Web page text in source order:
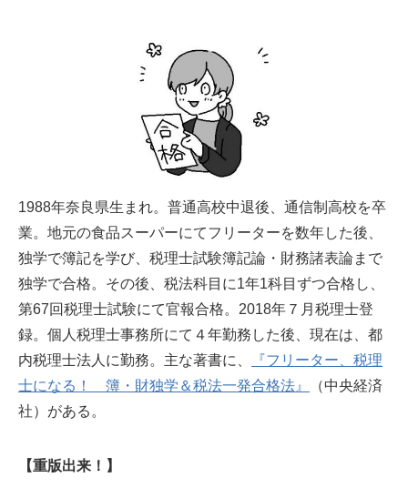
1988年奈良県生まれ。普通高校中退後、通信制高校を卒
業。地元の食品スーパーにてフリーターを数年した後、
独学で簿記を学び、税理士試験簿記論・財務諸表論まで
独学で合格。その後、税法科目に1年1科目ずつ合格し、
第67回税理士試験にて官報合格。2018年７月税理士登
録。個人税理士事務所にて４年勤務した後、現在は、都
内税理士法人に勤務。主な著書に、
『フリーター、税理
士になる！ 簿・財独学＆税法一発合格法』
（中央経済
社）がある。
【重版出来！】